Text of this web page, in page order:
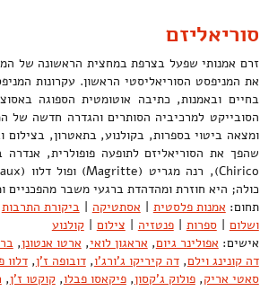
סוריאליזם
את המניפסט הסוריאליסטי הראשון. עקרונות
בחיים ובאמנות, כתיבה אוטומטית הספוגה
הסובייקט למרכיביה הסותרים והגדרה חדשה של
כולה; היא חוזרת ומהדהדת ברגעי משבר
תחום: אמנות פלסטית | אסתטיקה | ביקורת התרבות
ושלום | ספרות | פנטזיה | צילום | קולנוע
אישים: אפולינר גיום, אראגון לואי, ארטו אנטונן,
דה קונינג וילם,דה קיריקו ג'ורג'ו,דובופה ז'ן,דלוו
סאטי אריק,פולוק ג'קסון,פיקאסו פבלו,קוקטו ז'ן,